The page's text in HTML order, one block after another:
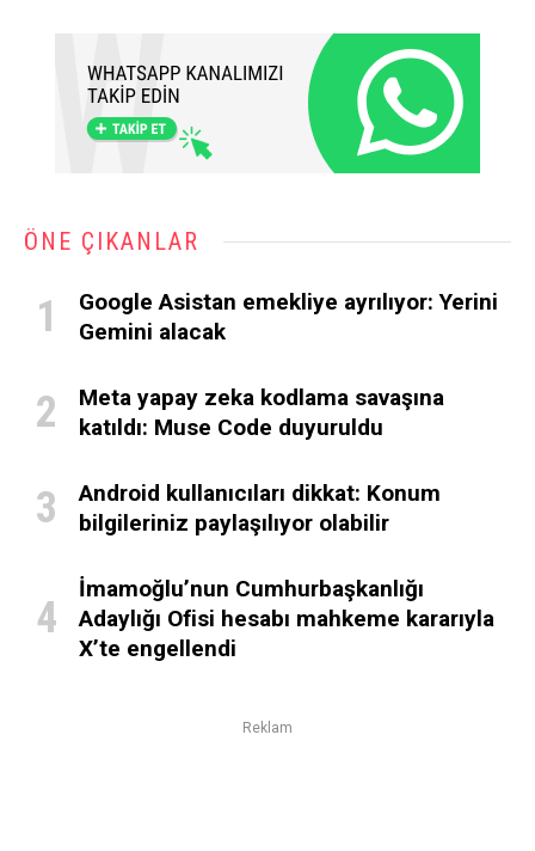
ÖNE ÇIKANLAR
Google Asistan emekliye ayrılıyor: Yerini
Gemini alacak
Meta yapay zeka kodlama savaşına
katıldı: Muse Code duyuruldu
Android kullanıcıları dikkat: Konum
bilgileriniz paylaşılıyor olabilir
İmamoğlu’nun Cumhurbaşkanlığı
Adaylığı Ofisi hesabı mahkeme kararıyla
X’te engellendi
Reklam